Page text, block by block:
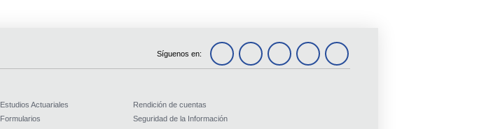
Síguenos en:
Estudios Actuariales
Formularios
Rendición de cuentas
Seguridad de la Información